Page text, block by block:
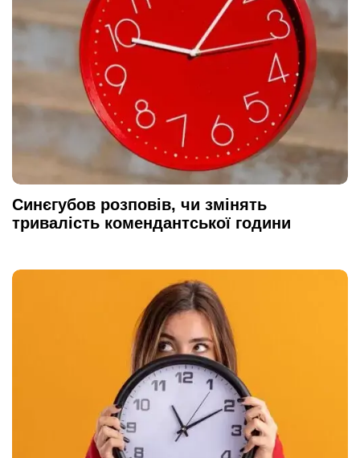
Синєгубов розповів, чи змінять
тривалість комендантської години